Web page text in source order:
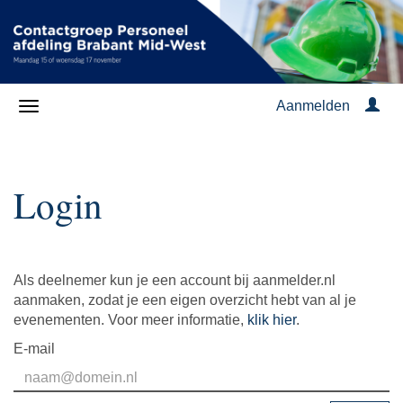
Aanmelden
Login
Als deelnemer kun je een account bij aanmelder.nl
aanmaken, zodat je een eigen overzicht hebt van al je
evenementen. Voor meer informatie, klik hier.
E-mail